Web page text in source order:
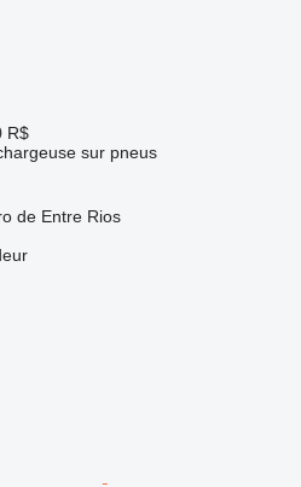
R$
sur pneus
de Entre Rios